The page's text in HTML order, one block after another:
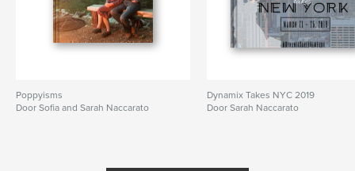
Poppyisms
Door Sofia and Sarah Naccarato
Dynamix Takes NYC 2019
Door Sarah Naccarato